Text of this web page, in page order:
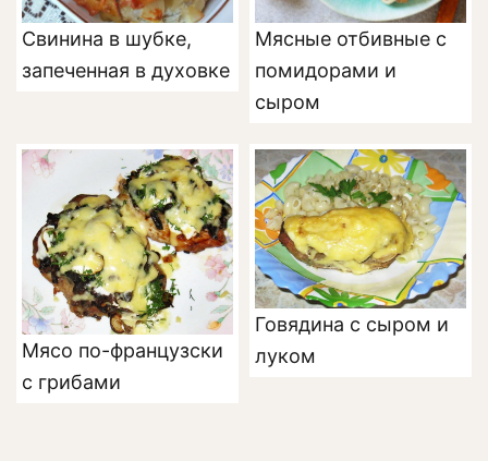
Свинина в шубке,
запеченная в духовке
Мясные отбивные с
помидорами и
сыром
Мясо по-французски
с грибами
Говядина с сыром и
луком